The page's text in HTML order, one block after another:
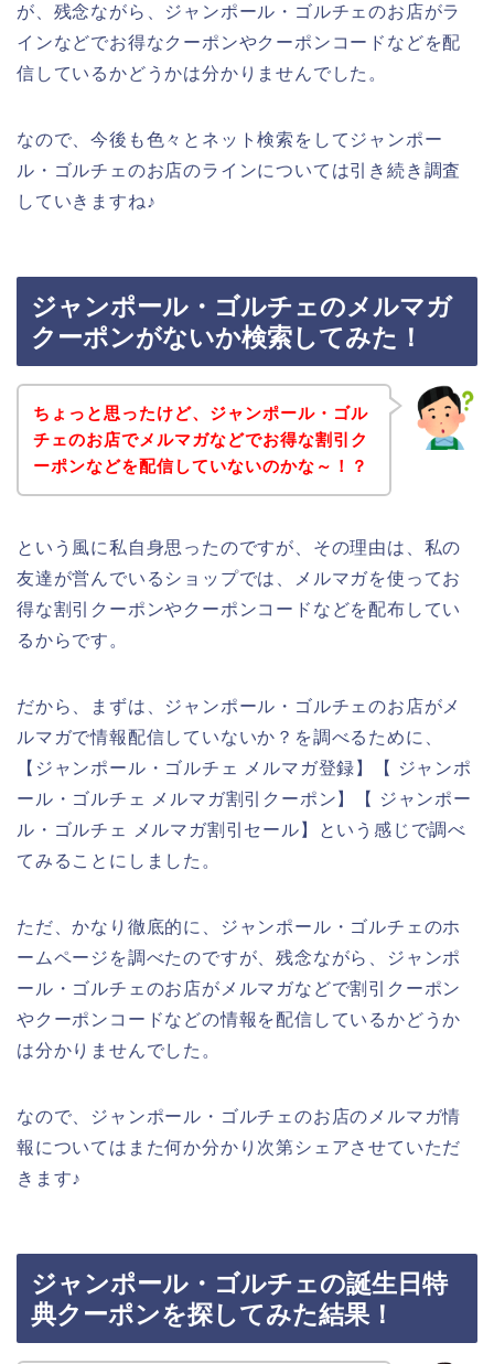
が、残念ながら、ジャンポール・ゴルチェのお店がラ
インなどでお得なクーポンやクーポンコードなどを配
信しているかどうかは分かりませんでした。
なので、今後も色々とネット検索をしてジャンポー
ル・ゴルチェのお店のラインについては引き続き調査
していきますね♪
ジャンポール・ゴルチェのメルマガ
クーポンがないか検索してみた！
ちょっと思ったけど、ジャンポール・ゴル
チェのお店でメルマガなどでお得な割引ク
ーポンなどを配信していないのかな～！？
という風に私自身思ったのですが、その理由は、私の
友達が営んでいるショップでは、メルマガを使ってお
得な割引クーポンやクーポンコードなどを配布してい
るからです。
だから、まずは、ジャンポール・ゴルチェのお店がメ
ルマガで情報配信していないか？を調べるために、
【ジャンポール・ゴルチェ メルマガ登録】【 ジャンポ
ール・ゴルチェ メルマガ割引クーポン】【 ジャンポー
ル・ゴルチェ メルマガ割引セール】という感じで調べ
てみることにしました。
ただ、かなり徹底的に、ジャンポール・ゴルチェのホ
ームページを調べたのですが、残念ながら、ジャンポ
ール・ゴルチェのお店がメルマガなどで割引クーポン
やクーポンコードなどの情報を配信しているかどうか
は分かりませんでした。
なので、ジャンポール・ゴルチェのお店のメルマガ情
報についてはまた何か分かり次第シェアさせていただ
きます♪
ジャンポール・ゴルチェの誕生日特
典クーポンを探してみた結果！